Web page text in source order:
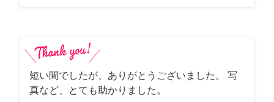
短い間でしたが、ありがとうございました。 写
真など、とても助かりました。